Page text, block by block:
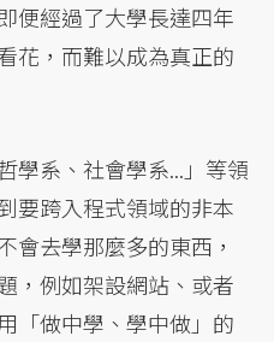
便經過了大學長達四年
花，而難以成為真正的
學系、社會學系...」等領
要跨入程式領域的非本
會去學那麼多的東西，
，例如架設網站、或者
「做中學、學中做」的